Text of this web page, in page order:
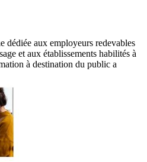
dédiée aux employeurs redevables
et aux établissements habilités à
à destination du public a